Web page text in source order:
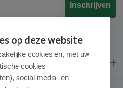
Inschrijven
op deze website
cookies en, met uw
cookies
social-media- en